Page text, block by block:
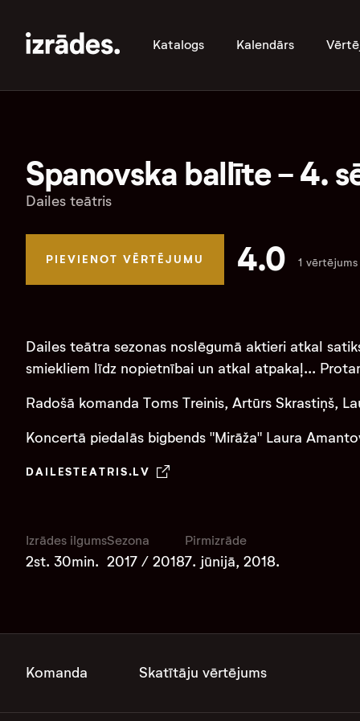
Katalogs Kalendārs
Spanovska ballīte - 4.
Dailes teātris
PIEVIENOT VĒRTĒJUMU 4.0 1 vērtējums
Dailes teātra sezonas noslēgumā aktieri atkal
smiekliem līdz nopietnībai un atkal atpakaļ...
Radošā komanda Toms Treinis, Artūrs Skrastiņš,
Koncertā piedalās bigbends "Mirāža" Laura
DAILESTEATRIS.LV
Izrādes ilgums
2st. 30min.
Sezona
2017 / 2018
Pirmizrāde
7. jūnijā, 2018.
Komanda Skatītāju vērtējums